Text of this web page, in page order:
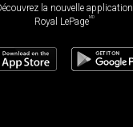
la nouvelle application
Royal LePageMD